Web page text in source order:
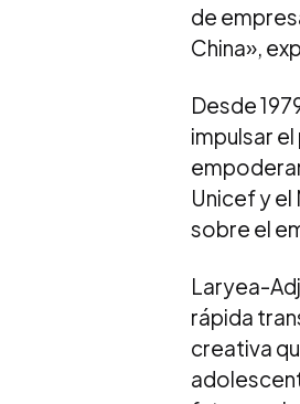
de
China»,
Desde
impulsar
Unicef y
sobre el
Laryea-
rápida
creativa